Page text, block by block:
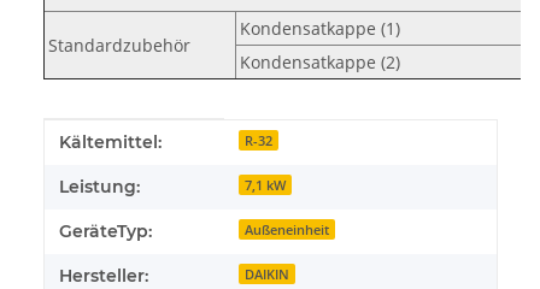
Standardzubehör
Kondensatkappe (1)
Kondensatkappe (2)
Produkteigenschaft
Wert
Kältemittel: R-32
Leistung: 7,1 kW
GeräteTyp: Außeneinheit
Hersteller: DAIKIN